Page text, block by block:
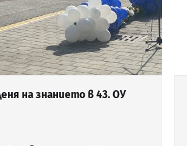
на знанието в 43. ОУ